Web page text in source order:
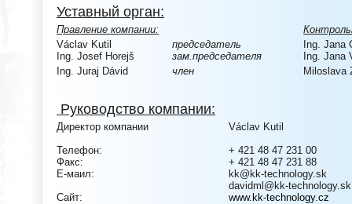
Уставный орган:
Правление компании:
Václav Kutil
председатель
Ing. Jana
Ing. Josef Horejš
зам.председателя
Ing. Jana
Ing. Juraj Dávid
член Miloslava
Руководство компании:
Директор компании
Václav Kutil
Телефон:
+ 421 48 47 231 00
Факс:
+ 421 48 47 231 88
E-маил:
kk@kk-technology.sk
davidml@kk-technology.sk
Сайт:
www.kk-technology.cz